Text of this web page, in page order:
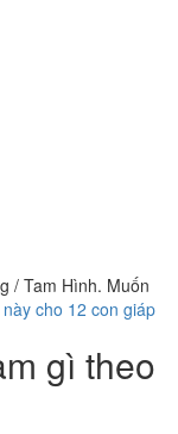
/ Tam Hình. Muốn
cho 12 con giáp
gì theo